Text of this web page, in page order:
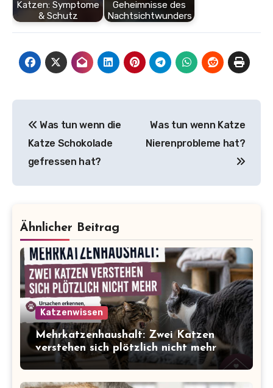
Katzen: Symptome
& Schutz
Geheimnisse des
Nachtsichtwunders
Was tun wenn die
Katze Schokolade
gefressen hat?
Was tun wenn Katze
Nierenprobleme hat?
Ähnlicher Beitrag
Katzenwissen
Mehrkatzenhaushalt: Zwei Katzen
verstehen sich plötzlich nicht mehr